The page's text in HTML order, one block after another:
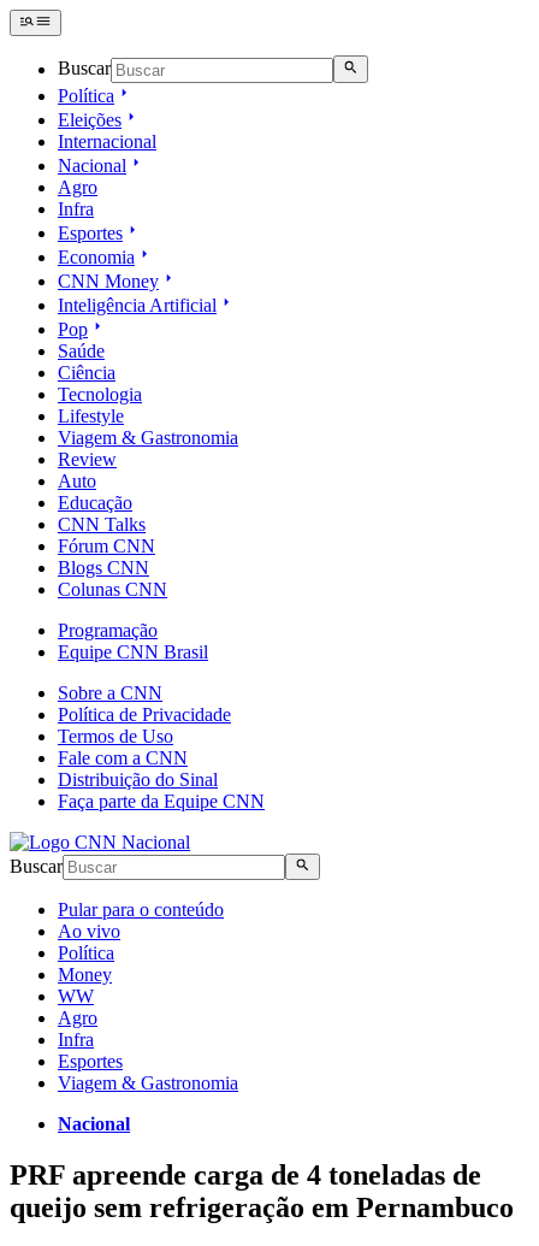
Buscar
Política
Eleições
Internacional
Nacional
Agro
Infra
Esportes
Economia
CNN Money
Inteligência Artificial
Pop
Saúde
Ciência
Tecnologia
Lifestyle
Viagem & Gastronomia
Review
Auto
Educação
CNN Talks
Fórum CNN
Blogs CNN
Colunas CNN
Programação
Equipe CNN Brasil
Sobre a CNN
Política de Privacidade
Termos de Uso
Fale com a CNN
Distribuição do Sinal
Faça parte da Equipe CNN
Buscar
Pular para o conteúdo
Ao vivo
Política
Money
WW
Agro
Infra
Esportes
Viagem & Gastronomia
Nacional
PRF apreende carga de 4 toneladas de
queijo sem refrigeração em Pernambuco